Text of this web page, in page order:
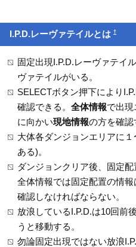
I.P.D.レーヴァテイルとは†
固定出現I.P.D.レーヴァテイ
ヴァテイルがいる。
SELECTボタン押下により
確認できる。 全体情報で出
に向かい現地情報の方を確認
大体各ダンジョンエリアに
ある)。
ダンジョンクリア後、固定配
全体情報では固定配置の情
確認しなければならない。
放浪しているI.P.D.は10回前
うと移動する。
勿論固定出現ではない放浪